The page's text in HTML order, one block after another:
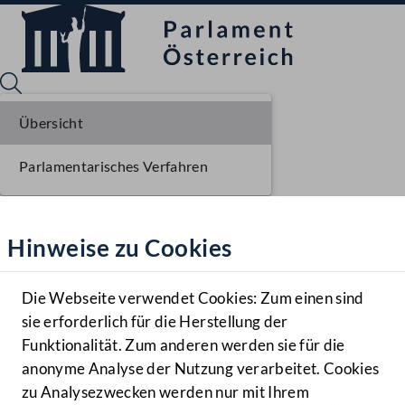
Hilfe
Benutzer
Navigationsmenü öffnen
MENÜ
Hinweise zu Cookies
Die Webseite verwendet Cookies: Zum einen sind
sie erforderlich für die Herstellung der
Funktionalität. Zum anderen werden sie für die
anonyme Analyse der Nutzung verarbeitet. Cookies
zu Analysezwecken werden nur mit Ihrem
Übersicht
Parlamentarisches Verfahren